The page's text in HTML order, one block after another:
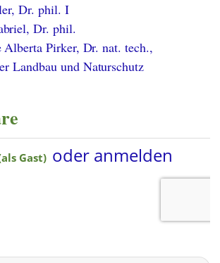
Dr. phil. I
Dr. phil.
Alberta Pirker, Dr. nat. tech.,
Landbau und Naturschutz